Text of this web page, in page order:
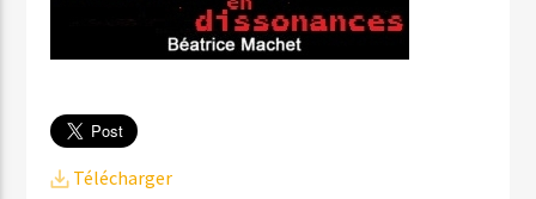
Télécharger